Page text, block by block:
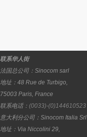
联系华人街
法国总公司： Sinocom sarl
地址： 48 Rue de Turbigo,
75003 Paris, France
联系电话： (0033)-(0)144610523
意大利分公司： Sinocom Italia Srl
地址： Via Niccolini 29,